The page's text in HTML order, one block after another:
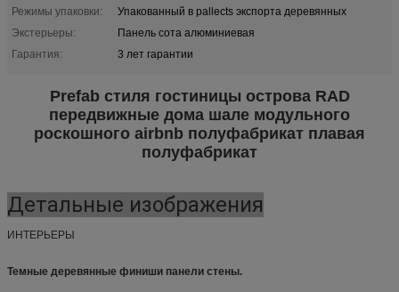
Режимы упаковки:
Упакованный в pallects экспорта деревянных
Экстерьеры:
Панель сота алюминиевая
Гарантия:
3 лет гарантии
Prefab стиля гостиницы острова RAD
передвижные дома шале модульного
роскошного airbnb полуфабрикат плавая
полуфабрикат
Детальные изображения
ИНТЕРЬЕРЫ
Темные деревянные финиши панели стены.